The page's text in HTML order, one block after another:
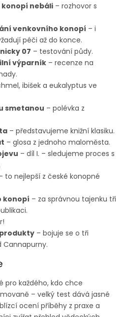
konopí nebáli – rozhovor s
venkovního konopí – i
péči až do konce.
07 – testování půdy.
výparník – recenze na
ibišek a eukalyptus ve
smetanou – polévka z
– představujeme knižní klasiku.
– glosa z jednoho maloměsta.
– díl I. – sledujeme proces s
to nejlepší z české konopné
konopí – za správnou tajenku tři
– bojuje se o tři
pro každého, kdo chce
– velký test dává jasné
ocení příběhy z praxe a